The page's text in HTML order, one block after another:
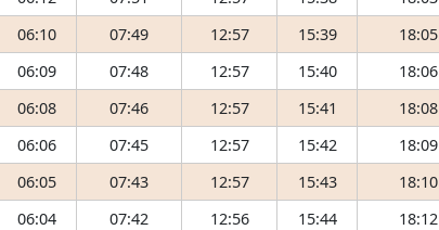
06:10 07:49 12:57 15:39 18:05
06:09 07:48 12:57 15:40 18:06
06:08 07:46 12:57 15:41 18:08
06:06 07:45 12:57 15:42 18:09
06:05 07:43 12:57 15:43 18:10
06:04 07:42 12:56 15:44 18:12